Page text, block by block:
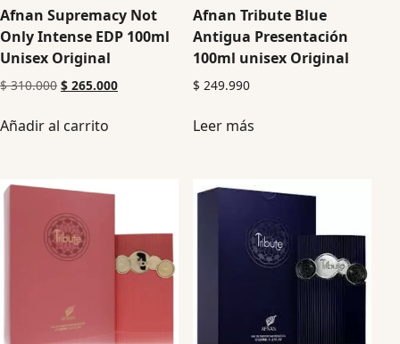
Afnan Supremacy Not
Only Intense EDP 100ml
Unisex Original
$310.000 $ 265.000
Añadir al carrito
Afnan Tribute Blue
Antigua Presentación
100ml unisex Original
$ 249.990
Leer más